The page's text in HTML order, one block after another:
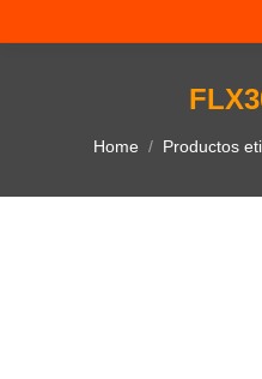
You are here:
Home Productos